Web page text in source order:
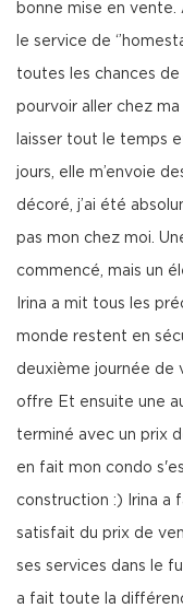
bonne mise en vente.
le service de
toutes les chances de
pourvoir aller chez
laisser tout le temps
jours, elle m’envoie
décoré, j’ai été
pas mon chez moi.
commencé, mais un
Irina a mit tous les
monde restent en
deuxième journée de
offre Et ensuite une
terminé avec un prix
en fait mon condo
construction :) Irina a
satisfait du prix de
ses services dans le
a fait toute la